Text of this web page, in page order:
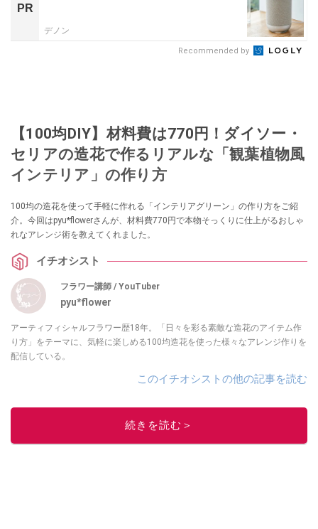
PR
デノン
Recommended by
【100均DIY】材料費は770円！ダイソー・
セリアの造花で作るリアルな「観葉植物風
インテリア」の作り方
100均の造花を使って手軽に作れる「インテリアグリーン」の作り方をご紹
介。今回はpyu*flowerさんが、材料費770円で本物そっくりに仕上がるおしゃ
れなアレンジ術を教えてくれました。
イチオシスト
フラワー講師 / YouTuber
pyu*flower
アーティフィシャルフラワー歴18年。「日々を彩る素敵な造花のアイテム作
り方」をテーマに、気軽に楽しめる100均造花を使った様々なアレンジ作りを
配信している。
このイチオシストの他の記事を読む
続きを読む＞